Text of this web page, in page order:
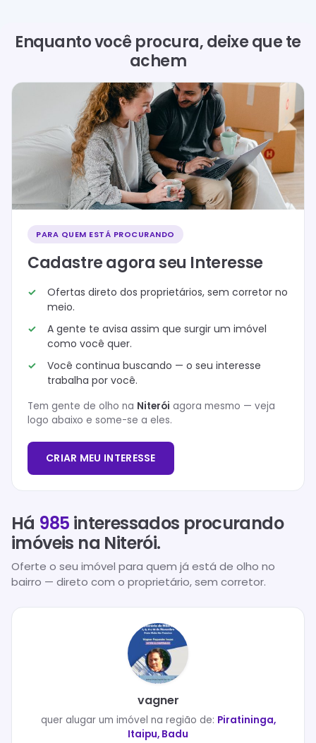
Enquanto você procura, deixe que te
achem
PARA QUEM ESTÁ PROCURANDO
Cadastre agora seu Interesse
Ofertas direto dos proprietários, sem corretor no
meio.
A gente te avisa assim que surgir um imóvel
como você quer.
Você continua buscando — o seu interesse
trabalha por você.
Tem gente de olho na Niterói agora mesmo — veja
logo abaixo e some-se a eles.
CRIAR MEU INTERESSE
Há 985 interessados procurando
imóveis na Niterói.
Oferte o seu imóvel para quem já está de olho no
bairro — direto com o proprietário, sem corretor.
vagner
quer alugarum imóvel na região de: Piratininga,
Itaipu, Badu